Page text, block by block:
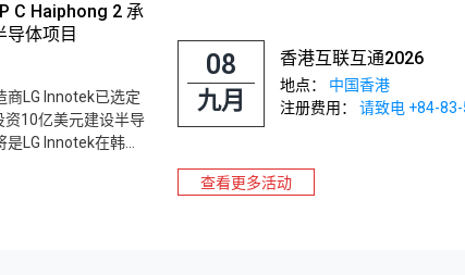
C Haiphong 2 承
导体项目
LG Innotek已选定
资10亿美元建设半导
LG Innotek在韩国
08
九月
香港互联互通2026
地点：
中国香港
注册费用：
请致电 +84-
查看更多活动